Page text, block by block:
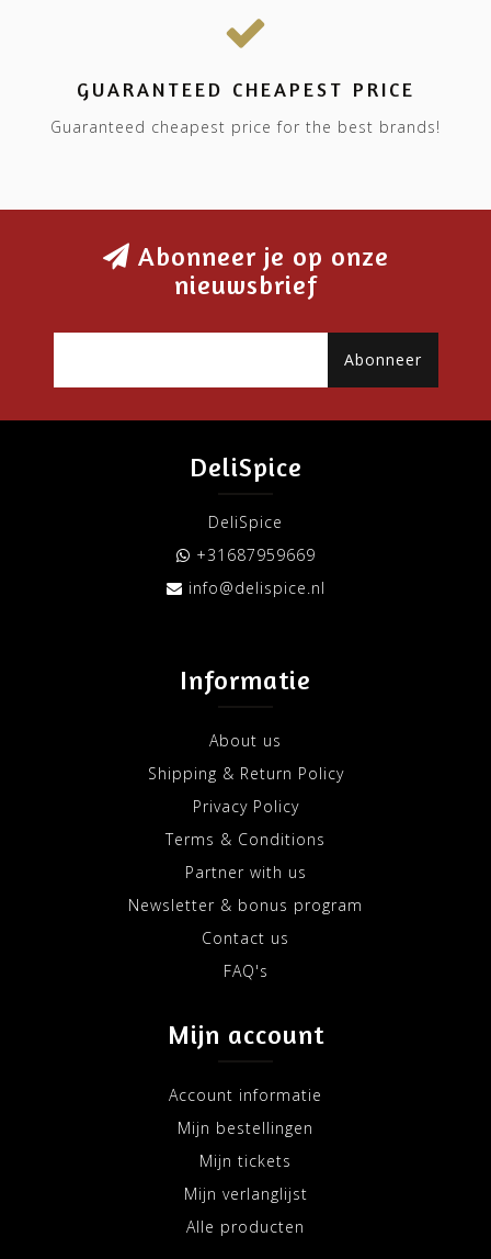
GUARANTEED CHEAPEST PRICE
Guaranteed cheapest price for the best brands!
Abonneer je op onze
nieuwsbrief
Abonneer
DeliSpice
DeliSpice
+31687959669
info@delispice.nl
Informatie
About us
Shipping & Return Policy
Privacy Policy
Terms & Conditions
Partner with us
Newsletter & bonus program
Contact us
FAQ's
Mijn account
Account informatie
Mijn bestellingen
Mijn tickets
Mijn verlanglijst
Alle producten